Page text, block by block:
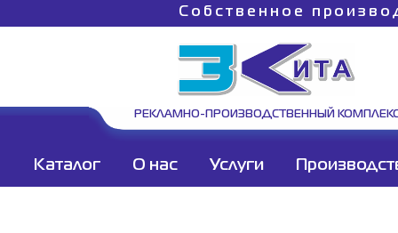
Собственное
РЕКЛАМНО-ПРОИЗВОДСТВЕННЫЙ
Каталог О нас Услуги